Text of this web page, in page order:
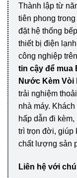
Thành lập từ
tiên phong
đặt hệ thống
thiết bị điện
công nghiệp
tin cậy để mua
Nước Kèm Vòi
trải nghiệm
nhà máy.
hấp dẫn đi
trì trọn đời, giúp
chất lượng sản
Liên hệ với